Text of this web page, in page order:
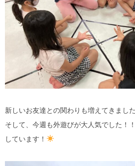
新しいお友達との関わりも増えてきました
そして、今週も外遊びが大人気でした！
しています！